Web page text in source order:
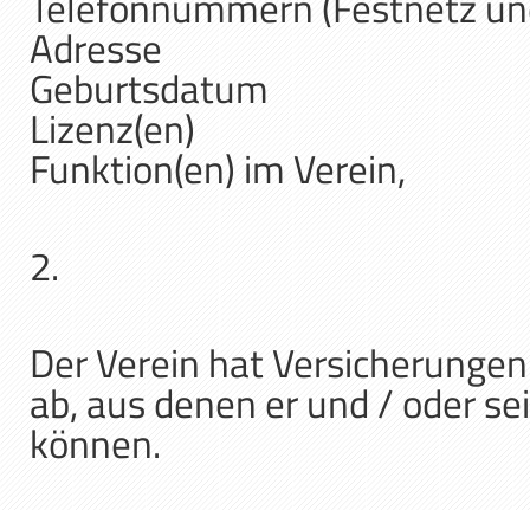
Adresse
Geburtsdatum
Lizenz(en)
Funktion(en) im Verein,
2.
Der Verein hat
ab, aus denen er und / oder
können.